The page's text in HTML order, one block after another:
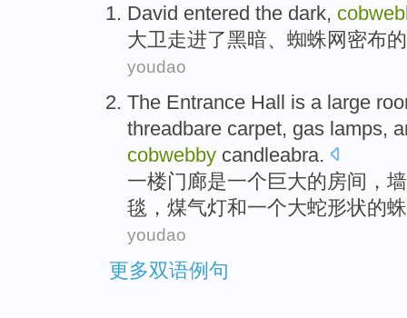
David entered the dark,
大卫走进了黑暗、 蜘蛛网密布
youdao
The Entrance Hall is a large
threadbare carpet, gas lamps,
cobwebby candleabra.
一楼门廊是一个巨大的 房间 ，
毯 ， 煤气灯和一个大蛇形状的
youdao
更多双语例句